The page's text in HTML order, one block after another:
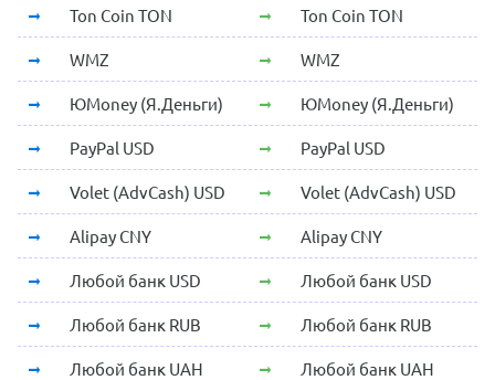
Ton Coin TON Ton Coin TON
WMZ WMZ
ЮMoney (Я.Деньги) ЮMoney (Я.Деньги)
PayPal USD PayPal USD
Volet (AdvCash) USD Volet (AdvCash) USD
Alipay CNY Alipay CNY
Любой банк USD Любой банк USD
Любой банк RUB Любой банк RUB
Любой банк UAH Любой банк UAH